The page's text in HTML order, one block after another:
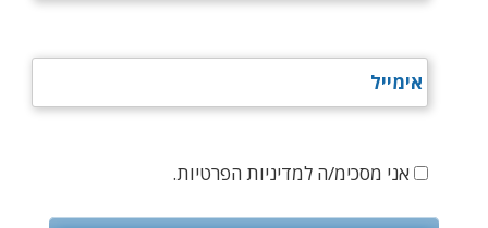
אני מסכימ/ה למדיניות הפרטיות.